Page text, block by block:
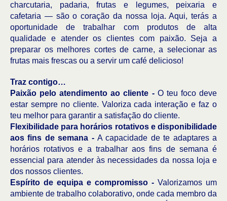
charcutaria, padaria, frutas e legumes, peixaria e
cafetaria — são o coração da nossa loja. Aqui, terás a
oportunidade de trabalhar com produtos de alta
qualidade e atender os clientes com paixão. Seja a
preparar os melhores cortes de carne, a selecionar as
frutas mais frescas ou a servir um café delicioso!
Traz contigo…
Paixão pelo atendimento ao cliente - O teu foco deve
estar sempre no cliente. Valoriza cada interação e faz o
teu melhor para garantir a satisfação do cliente.
Flexibilidade para horários rotativos e disponibilidade
aos fins de semana - A capacidade de te adaptares a
horários rotativos e a trabalhar aos fins de semana é
essencial para atender às necessidades da nossa loja e
dos nossos clientes.
Espírito de equipa e compromisso - Valorizamos um
ambiente de trabalho colaborativo, onde cada membro da